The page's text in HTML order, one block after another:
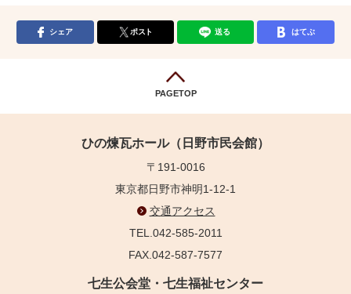
シェア ポスト 送る はてぶ
PAGETOP
ひの煉瓦ホール（日野市民会館）
〒191-0016
東京都日野市神明1-12-1
交通アクセス
TEL.042-585-2011
FAX.042-587-7577
七生公会堂・七生福祉センター